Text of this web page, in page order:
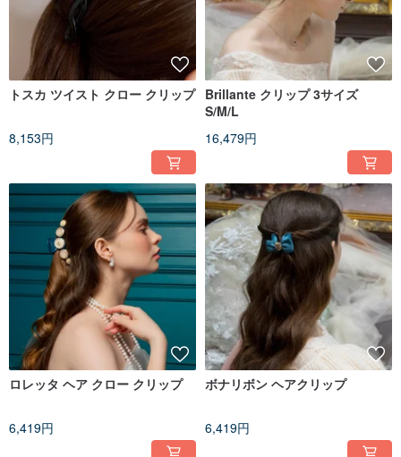
トスカ ツイスト クロー クリップ
8,153円
Brillante クリップ 3サイズ
S/M/L
16,479円
ロレッタ ヘア クロー クリップ
6,419円
ボナリボン ヘアクリップ
6,419円